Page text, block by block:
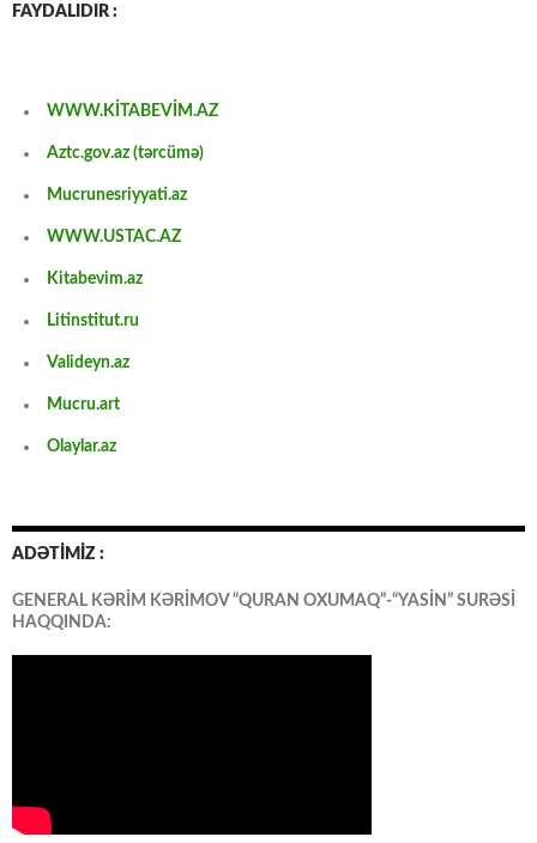
FAYDALIDIR :
WWW.KİTABEVİM.AZ
Aztc.gov.az (tərcümə)
Mucrunesriyyati.az
WWW.USTAC.AZ
Kitabevim.az
Litinstitut.ru
Valideyn.az
Mucru.art
Olaylar.az
ADƏTİMİZ :
GENERAL KƏRİM KƏRİMOV “QURAN OXUMAQ”-“YASİN” SURƏSİ
HAQQINDA: